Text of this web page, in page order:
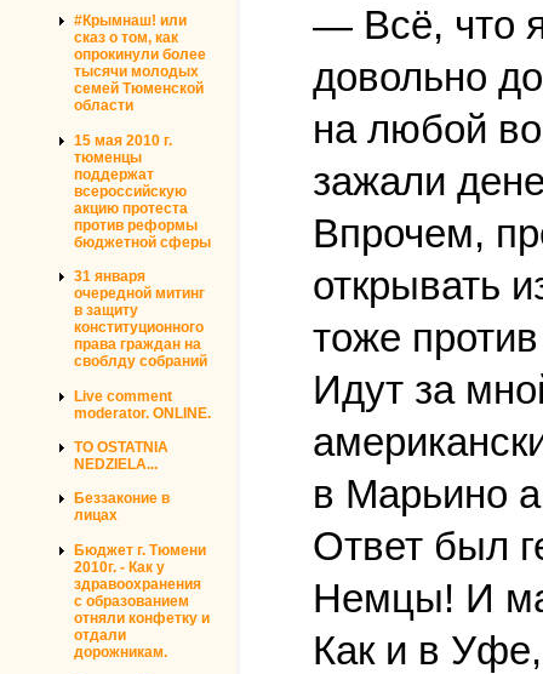
#Крымнаш! или
сказ о том, как
опрокинули более
тысячи молодых
семей Тюменской
области
15 мая 2010 г.
тюменцы
поддержат
всероссийскую
акцию протеста
против реформы
бюджетной сферы
31 января
очередной митинг
в защиту
конституционного
права граждан на
своблду собраний
Live comment
moderator. ONLINE.
TO OSTATNIA
NEDZIELA...
Беззаконие в
лицах
Бюджет г. Тюмени
2010г. - Как у
здравоохранения
с образованием
отняли конфетку и
отдали
дорожникам.
— Всё, что
довольно
на любой
зажали
Впрочем,
открывать
тоже
Идут за
в Марьино
Ответ был
Немцы! И
Как и в